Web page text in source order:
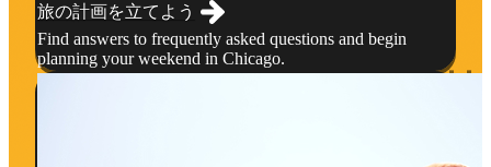
旅の計画を立てよう
Find answers to frequently asked questions and begin
planning your weekend in Chicago.